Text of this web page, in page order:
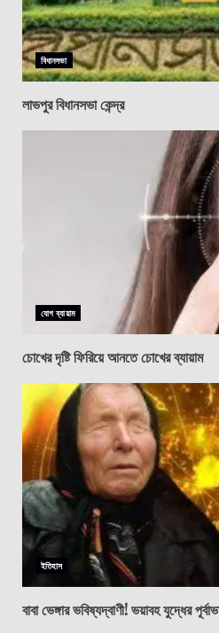
বিধানসভা
লাভপুর বিধানসভা কেন্দ্র
যোগ ব্যায়াম
চোখের দৃষ্টি ফিরিয়ে আনতে চোখের ব্যায়াম
ইতিহাস
বাবা ভেঙ্গার ভবিষ্যদ্বাণী! ভয়াবহ যুদ্ধের